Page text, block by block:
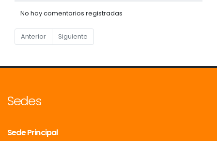
No hay comentarios registradas
Anterior Siguiente
Sedes
Sede Principal